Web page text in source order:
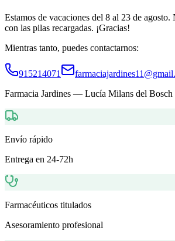
Estamos de vacaciones del 8 al 23 de agosto.
con las pilas recargadas. ¡Gracias!
Mientras tanto, puedes contactarnos:
915214071
Farmacia Jardines — Lucía Milans del Bosch
Envío rápido
Entrega en 24-72h
Farmacéuticos titulados
Asesoramiento profesional